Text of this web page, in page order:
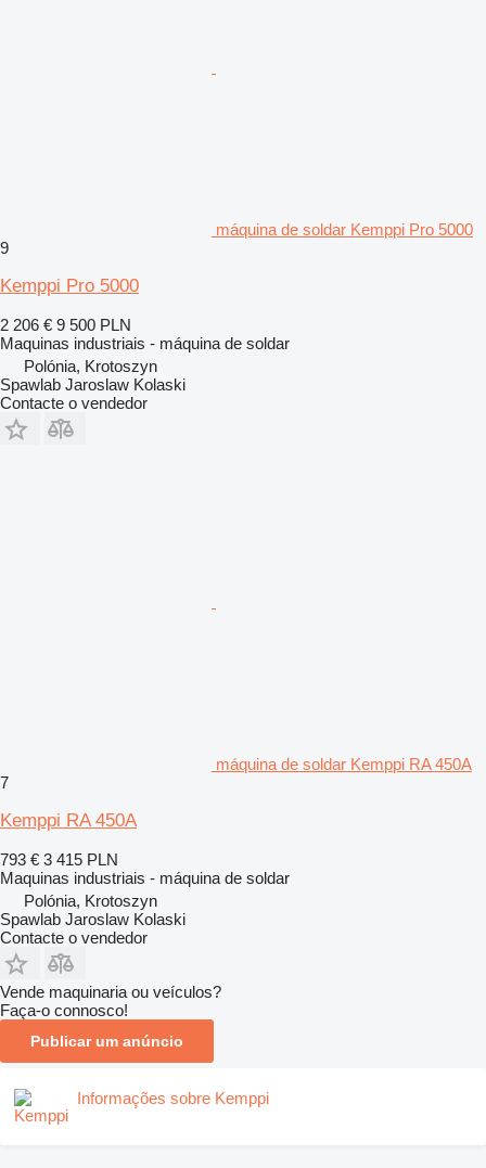
máquina de soldar Kemppi Pro 5000
9
Kemppi Pro 5000
2 206 € 9 500 PLN
Maquinas industriais - máquina de soldar
Polónia, Krotoszyn
Spawlab Jaroslaw Kolaski
Contacte o vendedor
máquina de soldar Kemppi RA 450A
7
Kemppi RA 450A
793 € 3 415 PLN
Maquinas industriais - máquina de soldar
Polónia, Krotoszyn
Spawlab Jaroslaw Kolaski
Contacte o vendedor
Vende maquinaria ou veículos?
Faça-o connosco!
Publicar um anúncio
Informações sobre Kemppi